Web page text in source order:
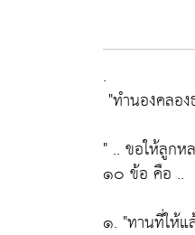
.
"ทำนองคลอง
" .. ขอให้ลูกห
๑๐ ข้อ คือ ..
๑. "ทานที่ให้แ